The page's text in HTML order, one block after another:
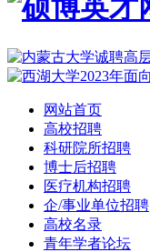
网站首页
高校招聘
科研院所招聘
博士后招聘
医疗机构招聘
企/事业单位招聘
高校名录
青年学者论坛